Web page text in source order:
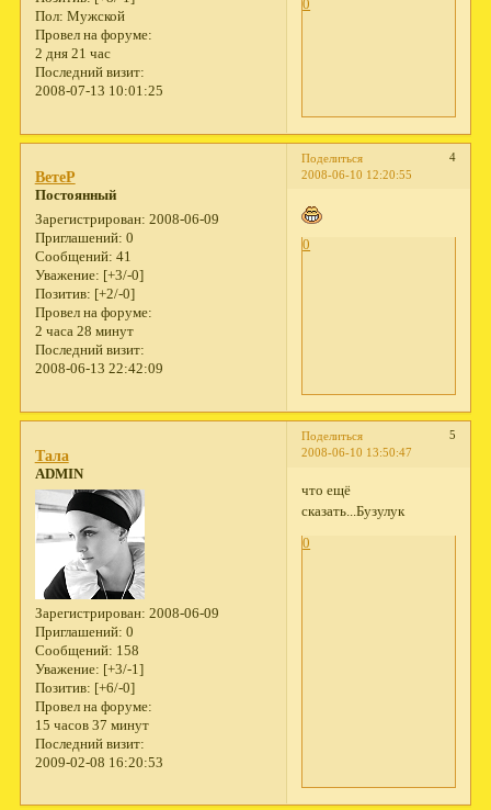
Пол: Мужской
Провел на форуме:
2 дня 21 час
Последний визит:
2008-07-13 10:01:25
0
Поделиться
4
2008-06-10 12:20:55
ВетеР
Постоянный
Зарегистрирован: 2008-06-09
Приглашений: 0
Сообщений: 41
Уважение: [+3/-0]
Позитив: [+2/-0]
Провел на форуме:
2 часа 28 минут
Последний визит:
2008-06-13 22:42:09
0
Поделиться
5
2008-06-10 13:50:47
Тала
ADMIN
Зарегистрирован: 2008-06-09
Приглашений: 0
Сообщений: 158
Уважение: [+3/-1]
Позитив: [+6/-0]
Провел на форуме:
15 часов 37 минут
Последний визит:
2009-02-08 16:20:53
что ещё
сказать...Бузулук
0